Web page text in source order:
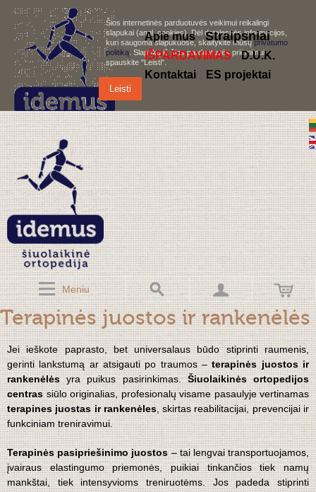
Šios internetinės parduotuvės veikimui reikalingi
slapukai (angl. cookies). Dėl detalesnės informacijos,
kuri saugoma slapukuose, skaitykite mūsųprivatumo
politiką . Slapukų iš šios parduotuvės priėmimui,
spauskite "Leisti".
Leisti
Meniu
Apie mus Straipsniai
IŠPARDAVIMAS
D.U.K.
Kontaktai
ES projektai
Terapinės juostos ir rankenėlės
Jei ieškote paprasto, bet universalaus būdo stiprinti raumenis,
gerinti lankstumą ar atsigauti po traumos –terapinės juostos ir
rankenėlėsyra puikus pasirinkimas.Šiuolaikinės ortopedijos
centrassiūlo originalias, profesionalų visame pasaulyje vertinamas
terapines juostas ir rankenėles, skirtas reabilitacijai, prevencijai ir
funkciniam treniravimui.
Terapinės pasipriešinimo juostos– tai lengvai transportuojamos,
įvairaus elastingumo priemonės, puikiai tinkančios tiek namų
mankštai, tiek intensyvioms treniruotėms. Jos padeda stiprinti